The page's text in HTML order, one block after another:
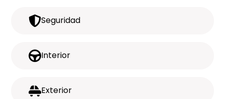
Seguridad
Interior
Exterior